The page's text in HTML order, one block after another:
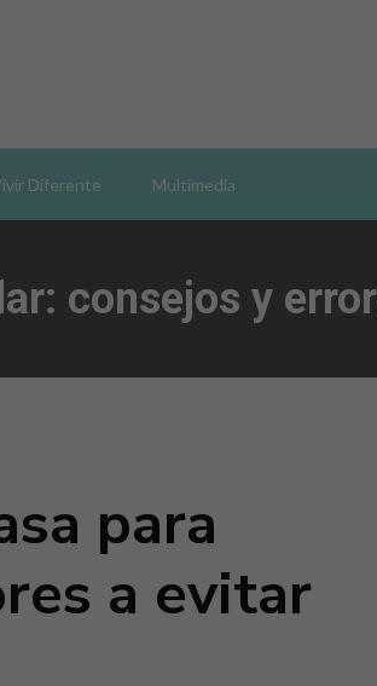
Diferente Multimedia
consejos y
para
a evitar